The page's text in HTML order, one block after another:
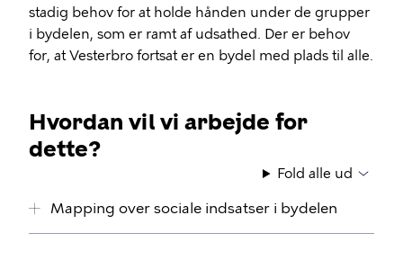
stadig behov for at holde hånden under de grupper
i bydelen, som er ramt af udsathed. Der er behov
for, at Vesterbro fortsat er en bydel med plads til alle.
Hvordan vil vi arbejde for
dette?
Fold alle ud
Mapping over sociale indsatser i bydelen